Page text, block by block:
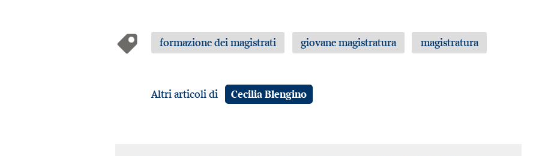
formazione dei magistrati giovane magistratura magistratura
Altri articoli di Cecilia Blengino